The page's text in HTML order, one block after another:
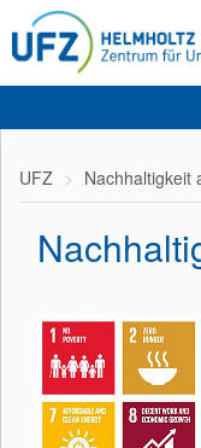
UFZ Nachhaltigkeit